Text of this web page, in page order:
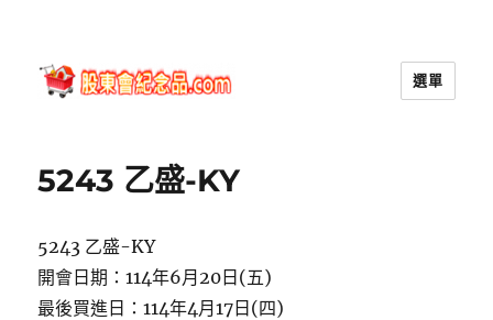
選單
5243 乙盛-KY
5243 乙盛-KY
開會日期：114年6月20日(五)
最後買進日：114年4月17日(四)